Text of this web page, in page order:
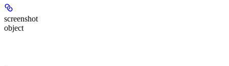
screenshot
object